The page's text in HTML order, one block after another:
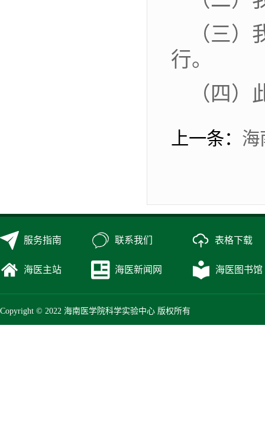
（三
行。
（四
上一条： 海
服务指南 联系我们 表格下载
海医主站 海医新闻网 海医图书馆
Copyright © 2022 海南医学院科学实验中心 版权所有